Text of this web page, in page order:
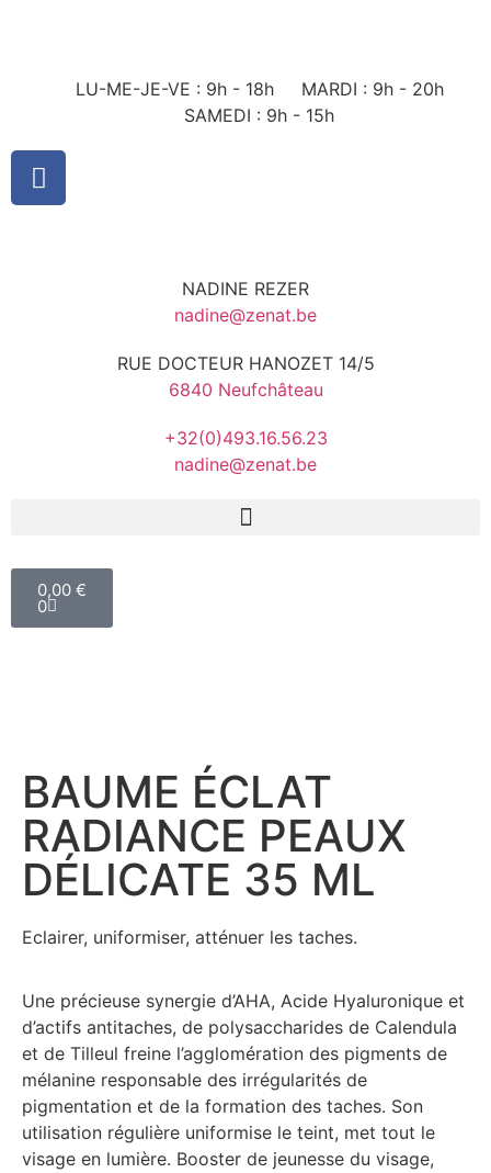
LU-ME-JE-VE : 9h - 18h
MARDI : 9h - 20h
SAMEDI : 9h - 15h
NADINE REZER
nadine@zenat.be
RUE DOCTEUR HANOZET 14/5
6840 Neufchâteau
+32(0)493.16.56.23
nadine@zenat.be
0,00 €
0
BAUME ÉCLAT
RADIANCE PEAUX
DÉLICATE 35 ML
Eclairer, uniformiser, atténuer les taches.
Une précieuse synergie d’AHA, Acide Hyaluronique et
d’actifs antitaches, de polysaccharides de Calendula
et de Tilleul freine l’agglomération des pigments de
mélanine responsable des irrégularités de
pigmentation et de la formation des taches. Son
utilisation régulière uniformise le teint, met tout le
visage en lumière. Booster de jeunesse du visage,